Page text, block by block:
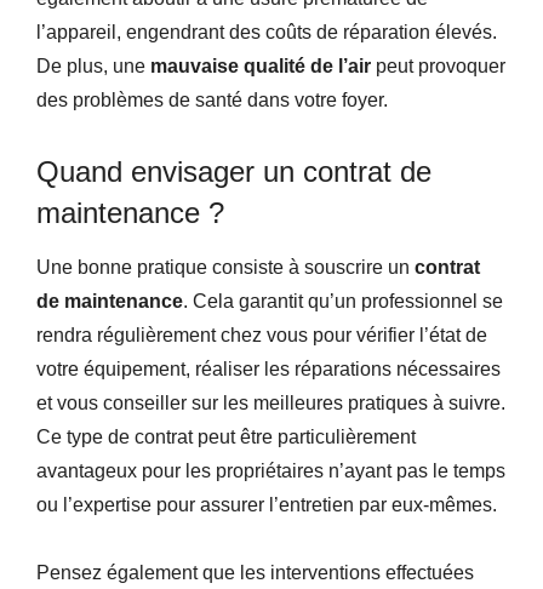
l’appareil, engendrant des coûts de réparation élevés.
De plus, une mauvaise qualité de l’air peut provoquer
des problèmes de santé dans votre foyer.
Quand envisager un contrat de
maintenance ?
Une bonne pratique consiste à souscrire un contrat
de maintenance. Cela garantit qu’un professionnel se
rendra régulièrement chez vous pour vérifier l’état de
votre équipement, réaliser les réparations nécessaires
et vous conseiller sur les meilleures pratiques à suivre.
Ce type de contrat peut être particulièrement
avantageux pour les propriétaires n’ayant pas le temps
ou l’expertise pour assurer l’entretien par eux-mêmes.
Pensez également que les interventions effectuées